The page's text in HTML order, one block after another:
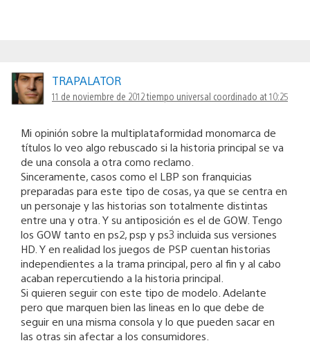
TRAPALATOR
11 de noviembre de 2012 tiempo universal coordinado at 10:25
Mi opinión sobre la multiplataformidad monomarca de
títulos lo veo algo rebuscado si la historia principal se va
de una consola a otra como reclamo.
Sinceramente, casos como el LBP son franquicias
preparadas para este tipo de cosas, ya que se centra en
un personaje y las historias son totalmente distintas
entre una y otra. Y su antiposición es el de GOW. Tengo
los GOW tanto en ps2, psp y ps3 incluida sus versiones
HD. Y en realidad los juegos de PSP cuentan historias
independientes a la trama principal, pero al fin y al cabo
acaban repercutiendo a la historia principal.
Si quieren seguir con este tipo de modelo. Adelante
pero que marquen bien las lineas en lo que debe de
seguir en una misma consola y lo que pueden sacar en
las otras sin afectar a los consumidores.